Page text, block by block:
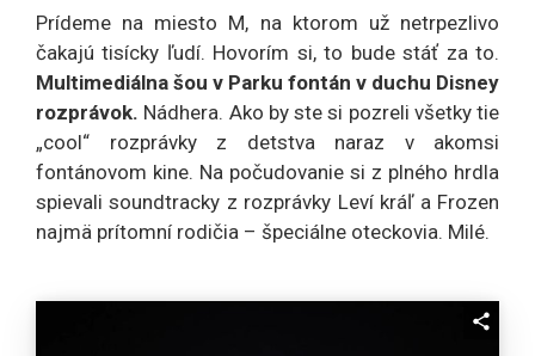
Prídeme na miesto M, na ktorom už netrpezlivo
čakajú tisícky ľudí. Hovorím si, to bude stáť za to.
Multimediálna šou v Parku fontán v duchu Disney
rozprávok. Nádhera. Ako by ste si pozreli všetky tie
„cool“ rozprávky z detstva naraz v akomsi
fontánovom kine. Na počudovanie si z plného hrdla
spievali soundtracky z rozprávky Leví kráľ a Frozen
najmä prítomní rodičia – špeciálne oteckovia. Milé.